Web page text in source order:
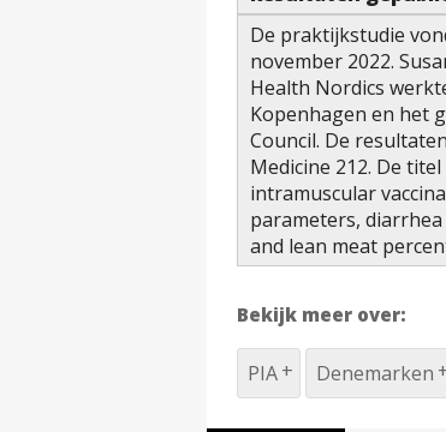
De praktijkstudie
november 2022.
Health Nordics
Kopenhagen en het
Council. De
Medicine 212. De
intramuscular
parameters,
and lean meat
Bekijk meer over:
PIA Denemarken